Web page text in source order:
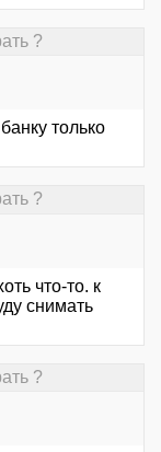
?
только
?
что-то. к
снимать
?